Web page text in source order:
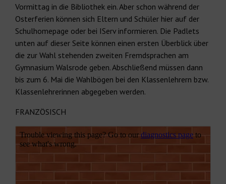
Vormittag in die Bibliothek ein. Aber schon während der
Osterferien können sich Eltern und Schüler hier auf der
Schulhomepage oder bei IServ informieren. Die Padlets
unten auf dieser Seite können einen ersten Überblick über
die zur Wahl stehenden zweiten Fremdsprachen am
Gymnasium Walsrode geben. Abschließend müssen dann
bis zum 6. Mai die Wahlbögen bei den Klassenlehrern bzw.
Klassenlehrerinnen abgegeben werden.
FRANZÖSISCH